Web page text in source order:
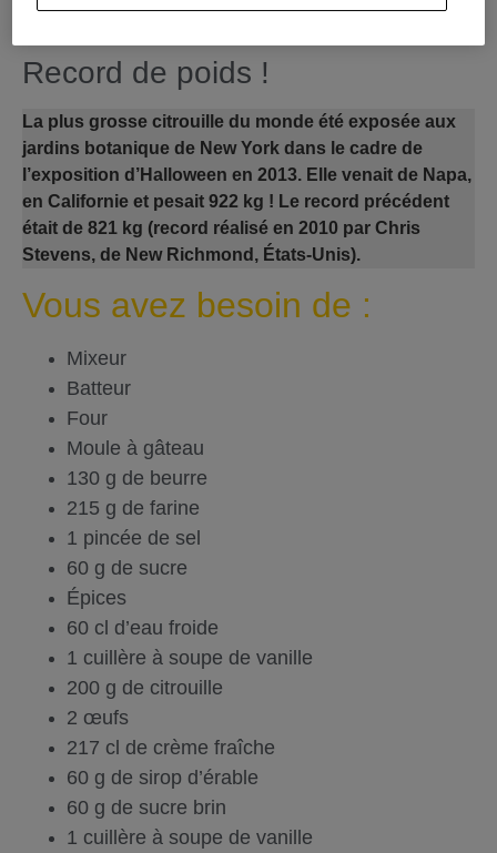
et fêter Halloween !
Record de poids !
La plus grosse citrouille du monde été exposée aux
jardins botanique de New York dans le cadre de
l’exposition d’Halloween en 2013. Elle venait de Napa,
en Californie et pesait 922 kg ! Le record précédent
était de 821 kg (record réalisé en 2010 par Chris
Stevens, de New Richmond, États-Unis).
Vous avez besoin de :
Mixeur
Batteur
Four
Moule à gâteau
130 g de beurre
215 g de farine
1 pincée de sel
60 g de sucre
Épices
60 cl d’eau froide
1 cuillère à soupe de vanille
200 g de citrouille
2 œufs
217 cl de crème fraîche
60 g de sirop d’érable
60 g de sucre brin
1 cuillère à soupe de vanille